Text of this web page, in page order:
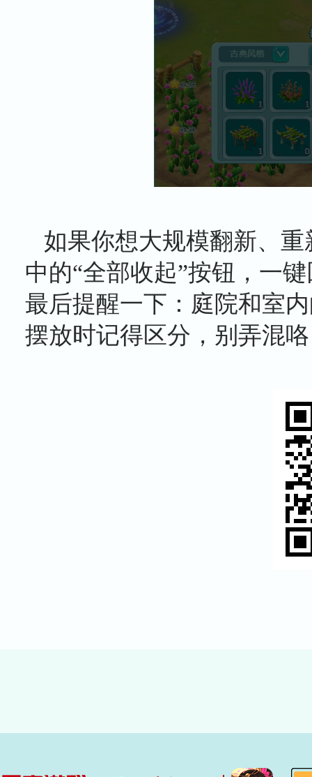
如果你想大规模翻新、重
中的“全部收起”按钮，一
最后提醒一下：庭院和室
摆放时记得区分，别弄混